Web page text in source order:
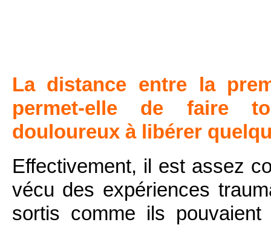
La distance entre la
permet-elle de faire
douloureux à libérer
Effectivement, il est assez
vécu des expériences
sortis comme ils